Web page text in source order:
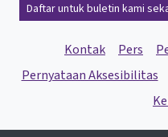
Daftar untuk buletin kami
Kontak Pers
Pernyataan Aksesibilitas